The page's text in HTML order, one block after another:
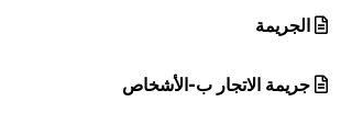
الجريمة
جريمة الاتجار ب-الأشخاص